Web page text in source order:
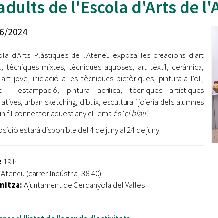
Oberta la convocatòria d'Ajuts per a l'autoocupació
jove 2026
Cerdanyola opta a més de 5 milions d'euros del Pla de
l'entorn de l'avinguda Catalunya
El FIT presenta el cartell de la seva 16a edició i dona el
tret de sortida al festival
L’Ajuntament reparteix ulleres gratuïtes per veure
l'eclipsi solar
de l'Escola d'Arts de
2024
d'Arts Plàstiques de l'Ateneu exposa les creacions d'art
tècniques mixtes, tècniques aquoses, art tèxtil, ceràmica,
jove, iniciació a les tècniques pictòriques, pintura a l'oli,
i estampació, pintura acrílica, tècniques artístiques
urban sketching, dibuix, escultura i joieria dels alumnes
fil connector aquest any el lema és 'el blau'.
estarà disponible del 4 de juny al 24 de juny.
19 h
Ateneu (carrer Indústria, 38-40)
Ajuntament de Cerdanyola del Vallès